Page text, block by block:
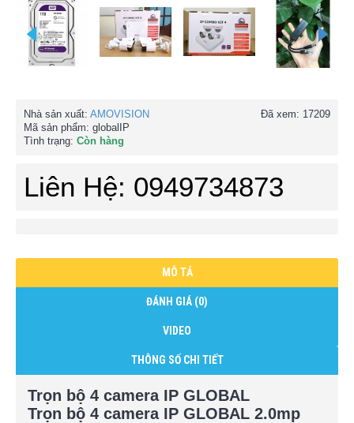
Đã xem: 17209
Nhà sản xuất: AMOVISION
Mã sản phẩm: globalIP
Tình trạng: Còn hàng
Liên Hệ: 0949734873
MÔ TẢ
ĐÁNH GIÁ (0)
VIDEO
THÔNG SỐ CHI TIẾT
Trọn bộ 4 camera IP GLOBAL
Trọn bộ 4 camera IP GLOBAL 2.0mp